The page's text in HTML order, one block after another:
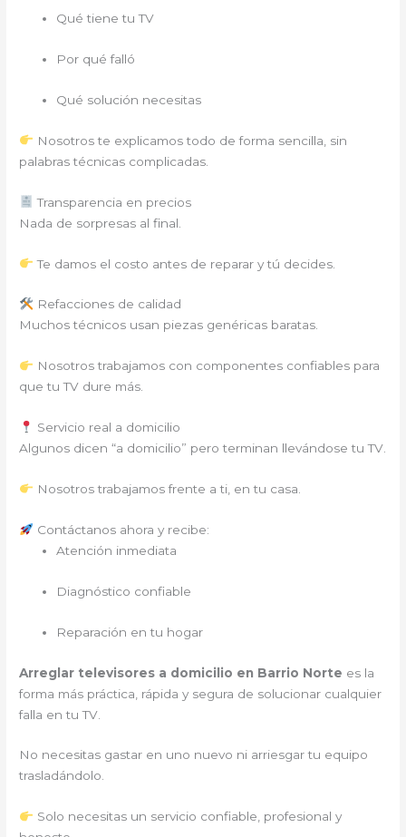
Qué tiene tu TV
Por qué falló
Qué solución necesitas
Nosotros te explicamos todo de forma sencilla, sin
palabras técnicas complicadas.
Transparencia en precios
Nada de sorpresas al final.
Te damos el costo antes de reparar y tú decides.
Refacciones de calidad
Muchos técnicos usan piezas genéricas baratas.
Nosotros trabajamos con componentes confiables para
que tu TV dure más.
Servicio real a domicilio
Algunos dicen “a domicilio” pero terminan llevándose tu TV.
Nosotros trabajamos frente a ti, en tu casa.
Contáctanos ahora y recibe:
Atención inmediata
Diagnóstico confiable
Reparación en tu hogar
Arreglar televisores a domicilio en Barrio Norte es la
forma más práctica, rápida y segura de solucionar cualquier
falla en tu TV.
No necesitas gastar en uno nuevo ni arriesgar tu equipo
trasladándolo.
Solo necesitas un servicio confiable, profesional y